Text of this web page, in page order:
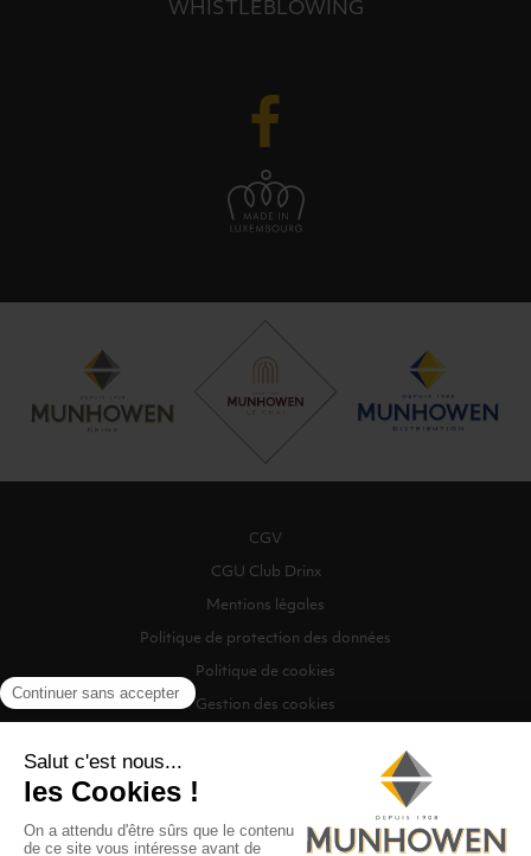
WHISTLEBLOWING
CGV
CGU Club Drinx
Mentions légales
Politique de protection des données
Politique de cookies
Gestion des cookies
©2026 Munhowen Drinx / Tous droits réservés
Digitalised by